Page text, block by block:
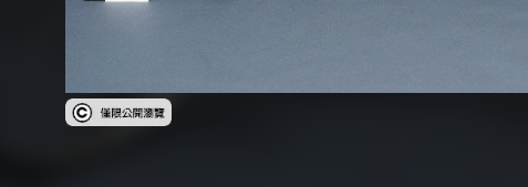
受著作權法保護-僅限於本平台有限度公開瀏覽